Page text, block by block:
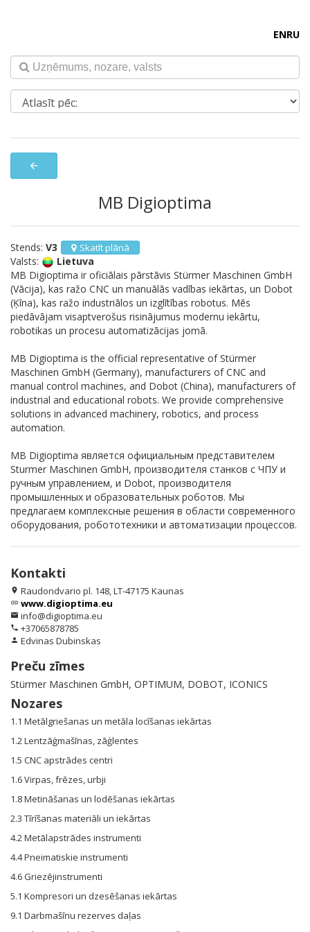
ENRU
arrow_back
MB Digioptima
Stends: V3 Skatīt plānā
Valsts:
Lietuva
MB Digioptima ir oficiālais pārstāvis Stürmer Maschinen GmbH
(Vācija), kas ražo CNC un manuālās vadības iekārtas, un Dobot
(Ķīna), kas ražo industriālos un izglītības robotus. Mēs
piedāvājam visaptverošus risinājumus modernu iekārtu,
robotikas un procesu automatizācijas jomā.
MB Digioptima is the official representative of Stürmer
Maschinen GmbH (Germany), manufacturers of CNC and
manual control machines, and Dobot (China), manufacturers of
industrial and educational robots. We provide comprehensive
solutions in advanced machinery, robotics, and process
automation.
MB Digioptima является официальным представителем
Sturmer Maschinen GmbH, производителя станков с ЧПУ и
ручным управлением, и Dobot, производителя
промышленных и образовательных роботов. Мы
предлагаем комплексные решения в области современного
оборудования, робототехники и автоматизации процессов.
Kontakti
location_on Raudondvario pl. 148, LT-47175 Kaunas
link www.digioptima.eu
email info@digioptima.eu
phone +37065878785
person Edvinas Dubinskas
Preču zīmes
Stürmer Maschinen GmbH, OPTIMUM, DOBOT, ICONICS
Nozares
1.1 Metālgriešanas un metāla locīšanas iekārtas
1.2 Lentzāģmašīnas, zāģlentes
1.5 CNC apstrādes centri
1.6 Virpas, frēzes, urbji
1.8 Metināšanas un lodēšanas iekārtas
2.3 Tīrīšanas materiāli un iekārtas
4.2 Metālapstrādes instrumenti
4.4 Pneimatiskie instrumenti
4.6 Griezējinstrumenti
5.1 Kompresori un dzesēšanas iekārtas
9.1 Darbmašīnu rezerves daļas